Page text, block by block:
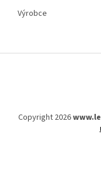
Výrobce
Copyright 2026